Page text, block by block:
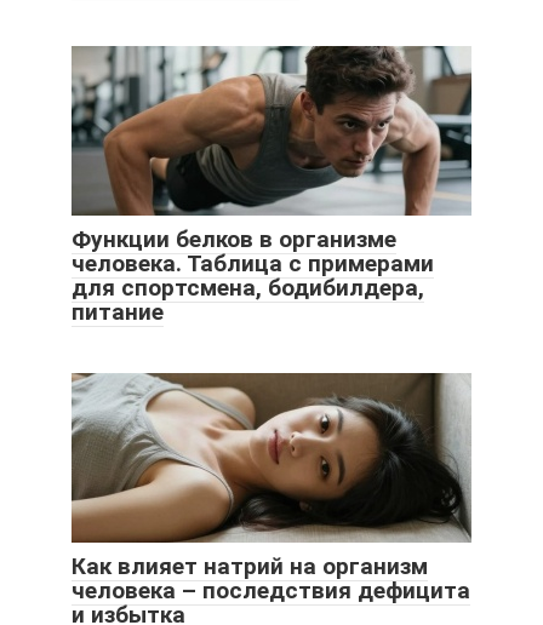
Функции белков в организме
человека. Таблица с примерами
для спортсмена, бодибилдера,
питание
Как влияет натрий на организм
человека – последствия дефицита
и избытка